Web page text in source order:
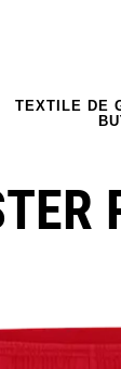
TEXTILE DE